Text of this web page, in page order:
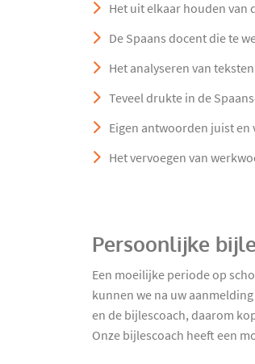
Het uit elkaar houden van
De Spaans docent die te
Het analyseren van
Teveel drukte in de
Eigen antwoorden juist
Het vervoegen van
Persoonlijke
Een moeilijke periode op
kunnen we na uw
en de bijlescoach, daarom
Onze bijlescoach heeft een